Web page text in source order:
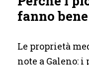
fanno bene
Le proprietà
note a Galeno: